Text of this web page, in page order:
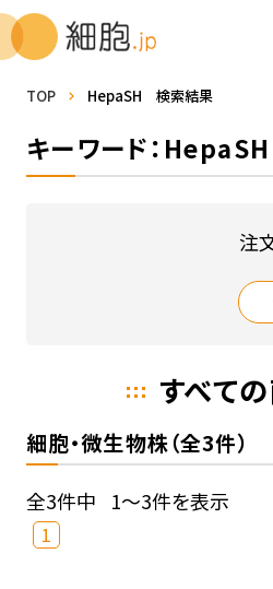
TOP HepaSH 検索結果
キーワード：HepaSH
注
すべて
細胞・微生物株（全3件）
全3件中 1～3件を表示
1